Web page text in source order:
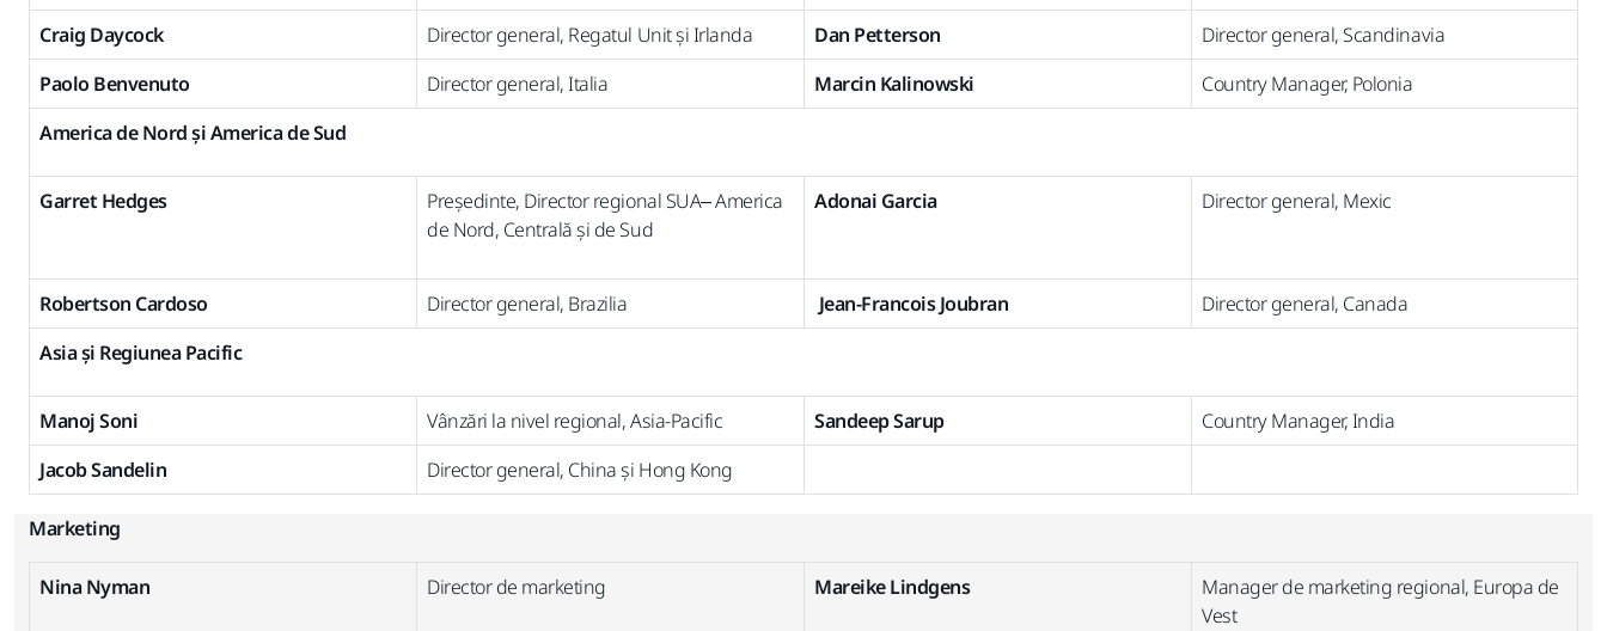
Craig Daycock
Director general, Regatul Unit și Irlanda Dan Petterson
Director general, Scandinavia
Paolo Benvenuto
Director general, Italia Marcin Kalinowski
Country Manager, Polonia
America de Nord și America de Sud
Garret Hedges
Președinte, Director regional SUA– America
de Nord, Centrală și de Sud
Adonai Garcia Director general, Mexic
Robertson Cardoso Director general, Brazilia Jean-Francois Joubran
Director general, Canada
Asia și Regiunea Pacific
Manoj Soni Vânzări la nivel regional, Asia-Pacific Sandeep Sarup
Country Manager, India
Jacob Sandelin
Director general, China și Hong Kong
Marketing
Nina Nyman Director de marketing Mareike Lindgens
Manager de marketing regional, Europa de
Vest